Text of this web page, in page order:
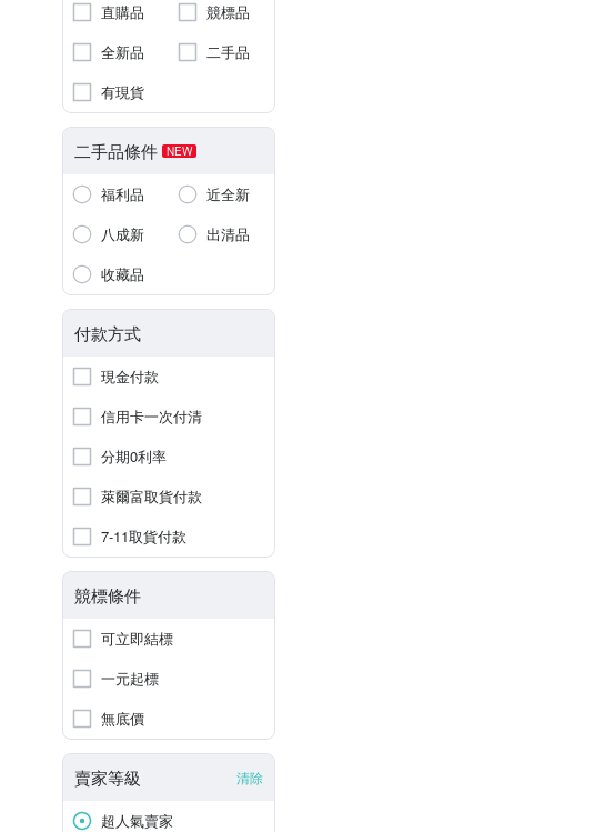
直購品
競標品
全新品
二手品
有現貨
二手品條件 NEW
福利品
近全新
八成新
出清品
收藏品
付款方式
現金付款
信用卡一次付清
分期0利率
萊爾富取貨付款
7-11取貨付款
競標條件
可立即結標
一元起標
無底價
賣家等級 清除
超人氣賣家